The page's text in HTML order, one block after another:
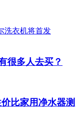
很多人去买？
比家用净水器测